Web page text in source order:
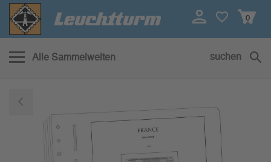
0
Alle Sammelwelten suchen